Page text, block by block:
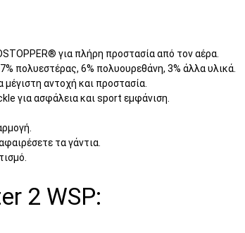
για πλήρη προστασία από τον αέρα.
πολυεστέρας, 6% πολυουρεθάνη, 3% άλλα υλικά.
αντοχή και προστασία.
για ασφάλεια και sport εμφάνιση.
τα γάντια.
2 WSP: